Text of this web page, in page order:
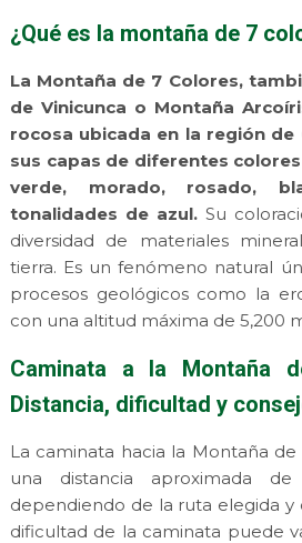
¿Qué es la montaña de 7
La Montaña de 7 Colores,
de Vinicunca o Montaña
rocosa ubicada en la región de
sus capas de diferentes
verde, morado, rosado,
tonalidades de azul.Su
diversidad de materiales
tierra. Es un fenómeno natural
procesos geológicos como la
con una altitud máxima de 5,200
Caminata a la Montaña
Distancia, dificultad y
La caminata hacia la Montaña
una distancia aproximada
dependiendo de la ruta elegida y
dificultad de la caminata puede